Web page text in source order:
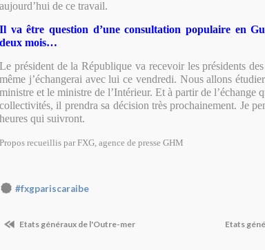
aujourd’hui de ce travail.
Il va être question d’une consultation populaire en
deux mois…
Le président de la République va recevoir les présidents
même j’échangerai avec lui ce vendredi. Nous allons
ministre et le ministre de l’Intérieur. Et à partir de l’échange
collectivités, il prendra sa décision très prochainement. Je
heures qui suivront.
Propos recueillis par FXG, agence de presse GHM
#fxgpariscaraibe
Etats généraux de l'Outre-mer Etats